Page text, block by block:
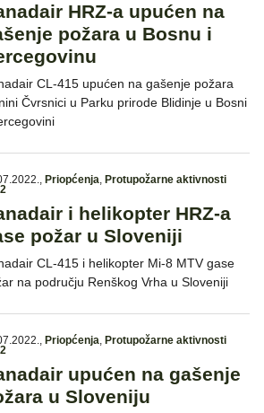
HRZ-a upućen na
požara u Bosnu i
CL-415 upućen na gašenje požara
Čvrsnici u Parku prirode Blidinje u Bosni
, Priopćenja, Protupožarne aktivnosti
i helikopter HRZ-a
požar u Sloveniji
CL-415 i helikopter Mi-8 MTV gase
na području Renškog Vrha u Sloveniji
, Priopćenja, Protupožarne aktivnosti
upućen na gašenje
u Sloveniju